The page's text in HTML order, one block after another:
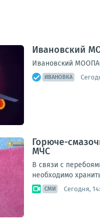
Ивановский
Ивановский
ИВАНОВКА
Горюче-
МЧС
В связи с
необходимо
СМИ Сегодня,